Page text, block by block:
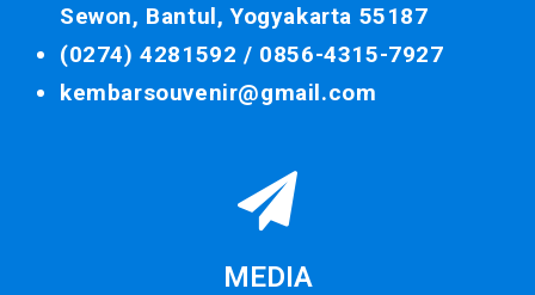
Sewon, Bantul, Yogyakarta 55187
(0274) 4281592 / 0856-4315-7927
kembarsouvenir@gmail.com
MEDIA